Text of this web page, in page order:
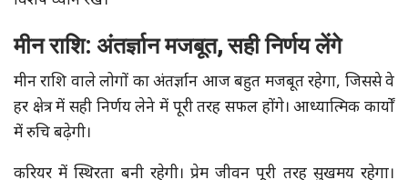
मीन राशि: अंतर्ज्ञान मजबूत, सही निर्णय लेंगे
मीन राशि वाले लोगों का अंतर्ज्ञान आज बहुत मजबूत रहेगा, जिससे वे
हर क्षेत्र में सही निर्णय लेने में पूरी तरह सफल होंगे। आध्यात्मिक कार्यों
में रुचि बढ़ेगी।
करियर में स्थिरता बनी रहेगी। प्रेम जीवन पूरी तरह सुखमय रहेगा।